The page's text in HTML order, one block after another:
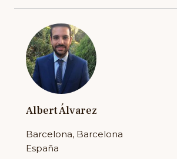
Albert Álvarez
Barcelona, Barcelona
España